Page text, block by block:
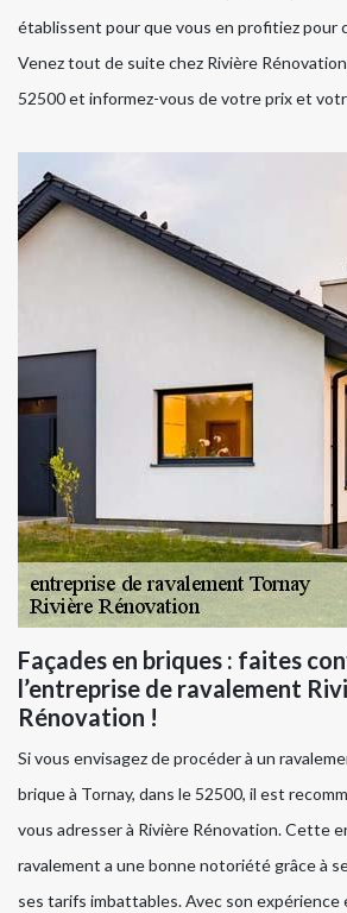
établissent pour que vous en profitiez pour
Venez tout de suite chez Rivière
52500 et informez-vous de votre prix et
Façades en briques : faites
l’entreprise de ravalement
Rénovation !
Si vous envisagez de procéder à un
brique à Tornay, dans le 52500, il est
vous adresser à Rivière Rénovation. Cette
ravalement a une bonne notoriété grâce à
ses tarifs imbattables. Avec son expérience